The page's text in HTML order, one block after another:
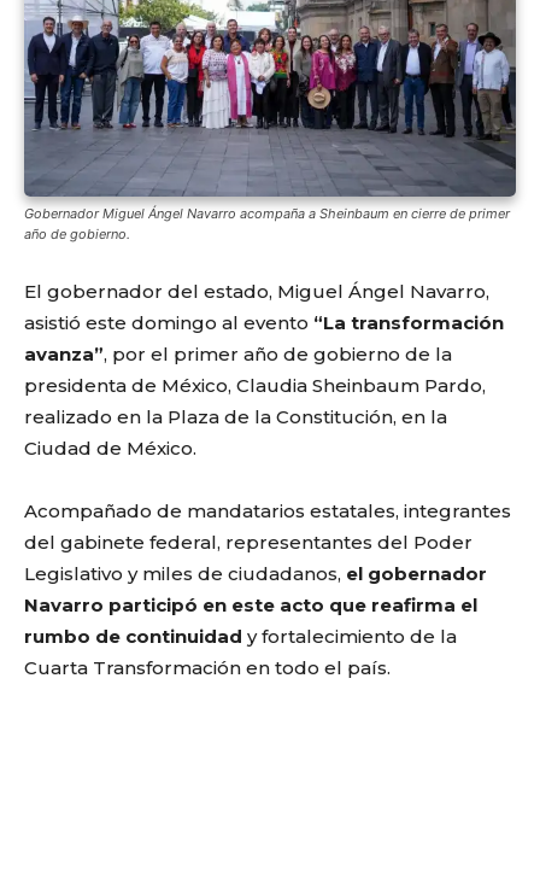
Gobernador Miguel Ángel Navarro acompaña a Sheinbaum en cierre de primer
año de gobierno.
El gobernador del estado, Miguel Ángel Navarro,
asistió este domingo al evento “La transformación
avanza”, por el primer año de gobierno de la
presidenta de México, Claudia Sheinbaum Pardo,
realizado en la Plaza de la Constitución, en la
Ciudad de México.
Acompañado de mandatarios estatales, integrantes
del gabinete federal, representantes del Poder
Legislativo y miles de ciudadanos, el gobernador
Navarro participó en este acto que reafirma el
rumbo de continuidad y fortalecimiento de la
Cuarta Transformación en todo el país.